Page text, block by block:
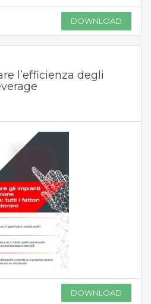
DOWNLOAD
l’efficienza degli
DOWNLOAD